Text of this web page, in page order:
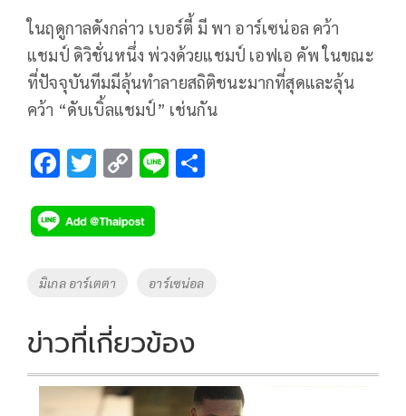
ในฤดูกาลดังกล่าว เบอร์ตี้ มี พา อาร์เซน่อล คว้า
แชมป์ ดิวิชั่นหนึ่ง พ่วงด้วยแชมป์ เอฟเอ คัพ ในขณะ
ที่ปัจจุบันทีมมีลุ้นทำลายสถิติชนะมากที่สุดและลุ้น
คว้า “ดับเบิ้ลแชมป์” เช่นกัน
F
e
b
o
k
T
tt
er
C
p
y
Li
k
Li
Tags
มิเกล อาร์เตตา อาร์เซน่อล
ข่าวที่เกี่ยวข้อง